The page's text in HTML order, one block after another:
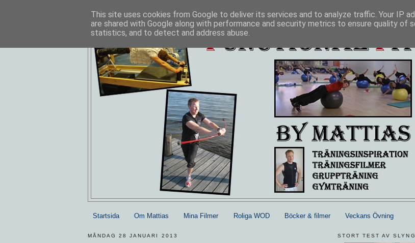
Startsida Om Mattias Mina Filmer Roliga WOD Böcker & filmer Veckans Övning
MÅNDAG 28 JANUARI 2013 STORT TEST AV
This site uses cookies from Google to deliver its services and to analyze traffic. Your IP
are shared with Google along with performance and security metrics to ensure quality of
statistics, and to detect and address abuse.